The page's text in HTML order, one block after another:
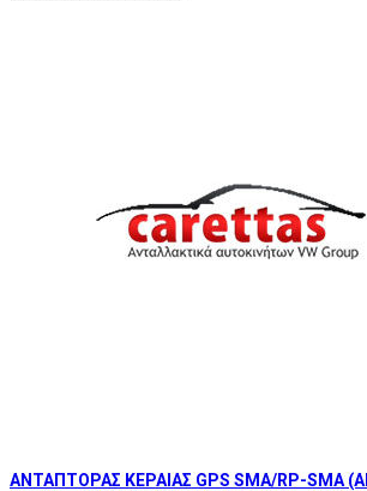
ΑΝΤΑΠΤΟΡΑΣ ΚΕΡΑΙΑΣ GPS SMA/RP-SMA